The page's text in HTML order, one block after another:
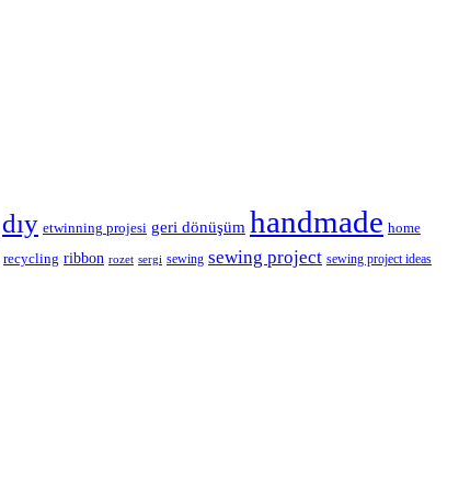
dıy etwinning projesi geri dönüşüm handmade home
recycling ribbon rozet sergi sewing sewing project sewing project ideas